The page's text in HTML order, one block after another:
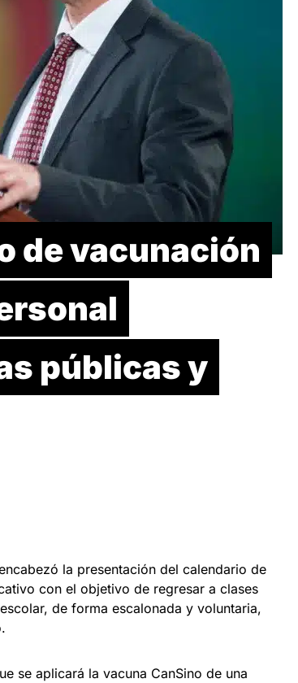
de vacunación
públicas y
la presentación del calendario de
con el objetivo de regresar a clases
de forma escalonada y voluntaria,
se aplicará la vacuna CanSino de una